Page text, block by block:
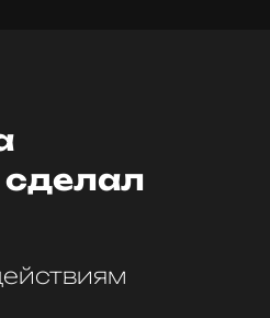
сделал